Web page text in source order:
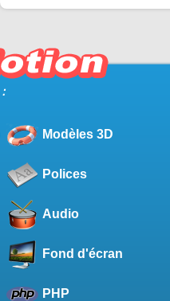
Modèles 3D
Polices
Audio
Fond d'écran
PHP